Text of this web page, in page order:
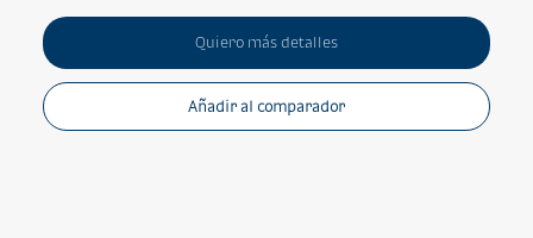
Quiero más detalles
Añadir al comparador